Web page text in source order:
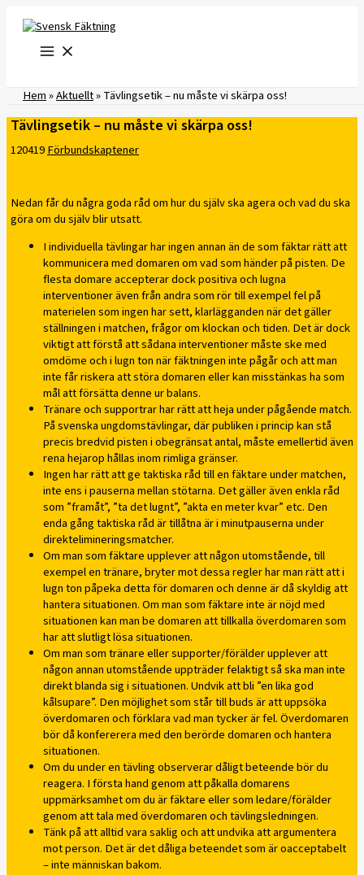
innehåll
Hem»Aktuellt»Tävlingsetik – nu måste vi skärpa oss!
Tävlingsetik – nu måste vi skärpa oss!
120419Förbundskaptener
Nedan får du några goda råd om hur du själv ska agera och vad du ska
göra om du själv blir utsatt.
I individuella tävlingar har ingen annan än de som fäktar rätt att
kommunicera med domaren om vad som händer på pisten. De
flesta domare accepterar dock positiva och lugna
interventioner även från andra som rör till exempel fel på
materielen som ingen har sett, klarlägganden när det gäller
ställningen i matchen, frågor om klockan och tiden. Det är dock
viktigt att förstå att sådana interventioner måste ske med
omdöme och i lugn ton när fäktningen inte pågår och att man
inte får riskera att störa domaren eller kan misstänkas ha som
mål att försätta denne ur balans.
Tränare och supportrar har rätt att heja under pågående match.
På svenska ungdomstävlingar, där publiken i princip kan stå
precis bredvid pisten i obegränsat antal, måste emellertid även
rena hejarop hållas inom rimliga gränser.
Ingen har rätt att ge taktiska råd till en fäktare under matchen,
inte ens i pauserna mellan stötarna. Det gäller även enkla råd
som ”framåt”, ”ta det lugnt”, ”akta en meter kvar” etc. Den
enda gång taktiska råd är tillåtna är i minutpauserna under
direktelimineringsmatcher.
Om man som fäktare upplever att någon utomstående, till
exempel en tränare, bryter mot dessa regler har man rätt att i
lugn ton påpeka detta för domaren och denne är då skyldig att
hantera situationen. Om man som fäktare inte är nöjd med
situationen kan man be domaren att tillkalla överdomaren som
har att slutligt lösa situationen.
Om man som tränare eller supporter/förälder upplever att
någon annan utomstående uppträder felaktigt så ska man inte
direkt blanda sig i situationen. Undvik att bli ”en lika god
kålsupare”. Den möjlighet som står till buds är att uppsöka
överdomaren och förklara vad man tycker är fel. Överdomaren
bör då konfererera med den berörde domaren och hantera
situationen.
Om du under en tävling observerar dåligt beteende bör du
reagera. I första hand genom att påkalla domarens
uppmärksamhet om du är fäktare eller som ledare/förälder
genom att tala med överdomaren och tävlingsledningen.
Tänk på att alltid vara saklig och att undvika att argumentera
mot person. Det är det dåliga beteendet som är oacceptabelt
– inte människan bakom.